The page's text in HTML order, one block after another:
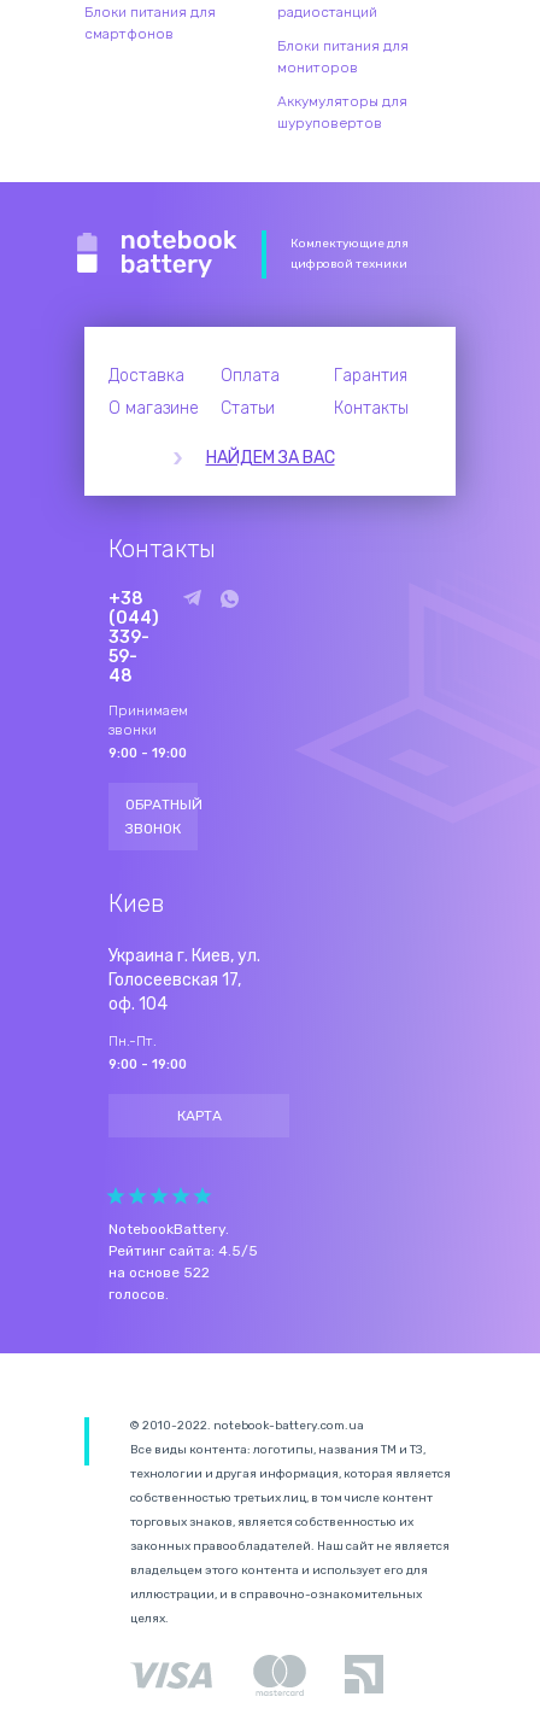
Блоки питания для
смартфонов
радиостанций
Блоки питания для
мониторов
Аккумуляторы для
шуруповертов
Комлектующие для
цифровой техники
Доставка Оплата
Гарантия
О магазине
Статьи Контакты
НАЙДЕМ ЗА ВАС
Контакты
+38
(044)
339-
59-
48
Принимаем
звонки
9:00 - 19:00
ОБРАТНЫЙ
ЗВОНОК
Киев
Украина г. Киев, ул.
Голосеевская 17,
оф. 104
Пн.-Пт.
9:00 - 19:00
КАРТА
NotebookBattery.
Рейтинг сайта: 4.5/5
на основе 522
голосов.
© 2010-2022. notebook-battery.com.ua
Все виды контента: логотипы, названия ТМ и ТЗ,
технологии и другая информация, которая является
собственностью третьих лиц, в том числе контент
торговых знаков, является собственностью их
законных правообладателей. Наш сайт не является
владельцем этого контента и использует его для
иллюстрации, и в справочно-ознакомительных
целях.